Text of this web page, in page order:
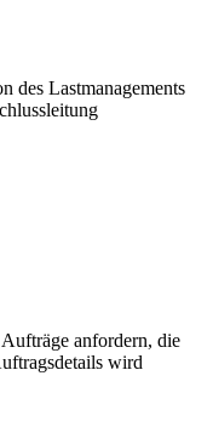
des Lastmanagements
anfordern, die
wird